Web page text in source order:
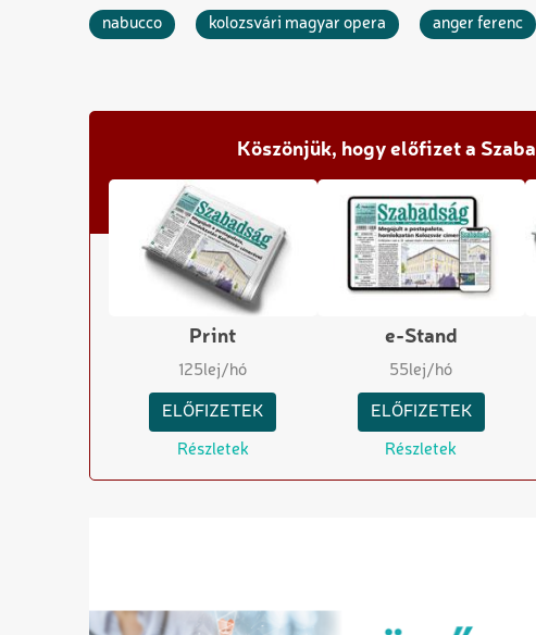
nabucco kolozsvári magyar opera anger ferenc
Köszönjük, hogy előfizet a
Print
125lej/hó
ELŐFIZETEK
Részletek
e-Stand
55lej/hó
ELŐFIZETEK
Részletek